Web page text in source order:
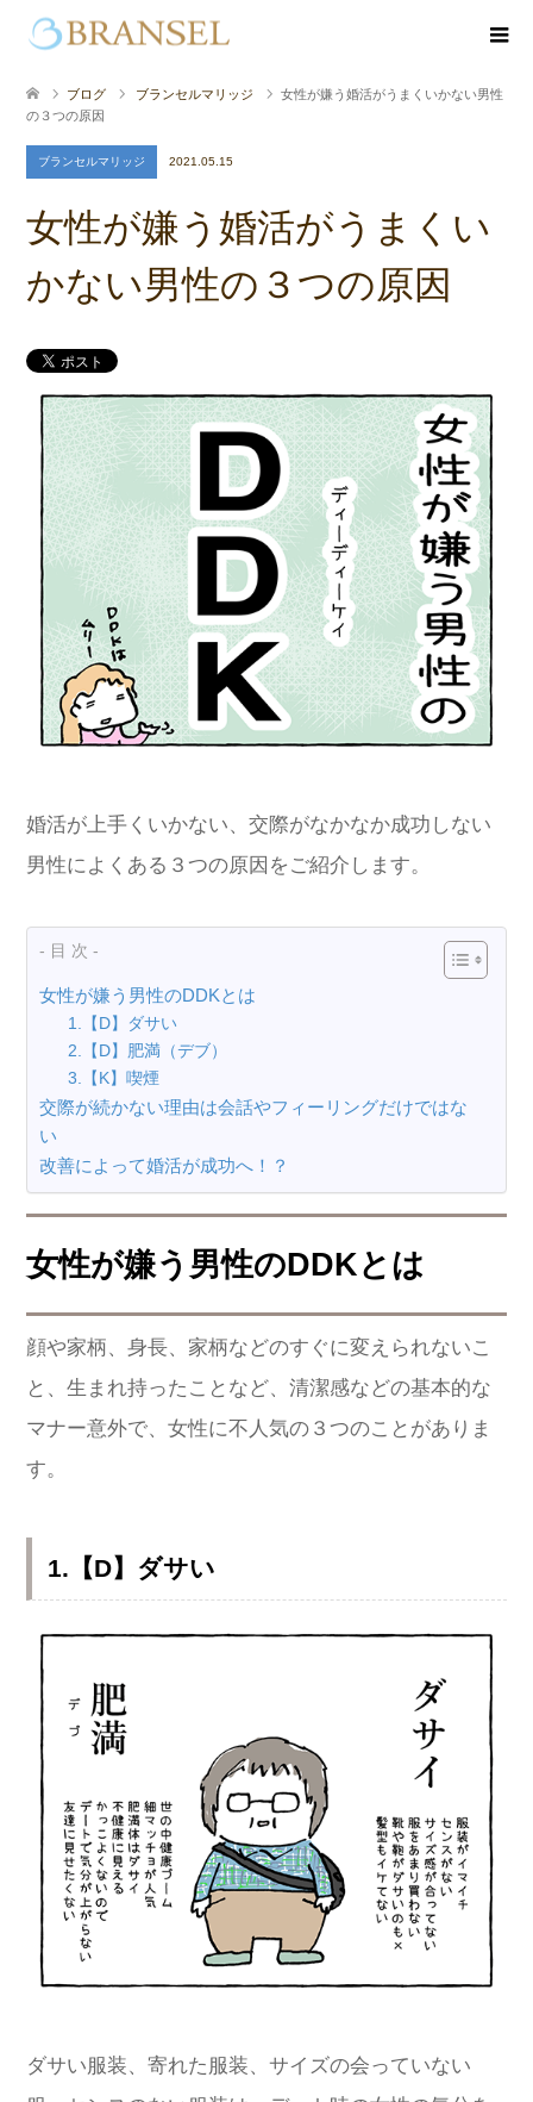
ブログ ブランセルマリッジ
女性が嫌う婚活がうまくいかない男性
の３つの原因
ブランセルマリッジ 2021.05.15
女性が嫌う婚活がうまくい
かない男性の３つの原因
婚活が上手くいかない、交際がなかなか成功しない
男性によくある３つの原因をご紹介します。
- 目 次 -
女性が嫌う男性のDDKとは
1.【D】ダサい
2.【D】肥満（デブ）
3.【K】喫煙
交際が続かない理由は会話やフィーリングだけではな
い
改善によって婚活が成功へ！？
女性が嫌う男性のDDKとは
顔や家柄、身長、家柄などのすぐに変えられないこ
と、生まれ持ったことなど、清潔感などの基本的な
マナー意外で、女性に不人気の３つのことがありま
す。
1.【D】ダサい
ダサい服装、寄れた服装、サイズの会っていない